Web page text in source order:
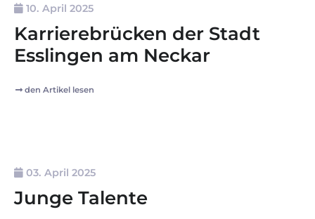
10. April 2025
Karrierebrücken der Stadt
Esslingen am Neckar
den Artikel lesen
03. April 2025
Junge Talente